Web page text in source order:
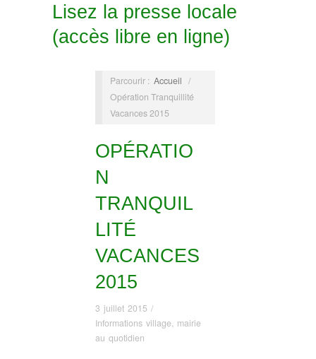
Lisez la presse locale
(accès libre en ligne)
Parcourir : Accueil /
Opération Tranquillité
Vacances 2015
OPÉRATIO
N
TRANQUIL
LITÉ
VACANCES
2015
3 juillet 2015 /
Informations village, mairie
au quotidien